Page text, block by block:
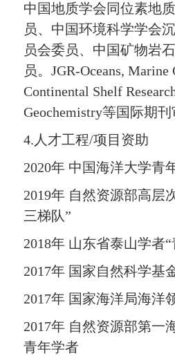
中国地质学会同位素地
员、中国环境科学学会
员会委员、中国矿物岩
员。JGR-Oceans, Marine
Continental Shelf
Geochemistry等国际期刊
4.人才工程/项目资助
2020年 中国海洋大学青
2019年 自然资源部高层
三梯队”
2018年 山东省泰山学者
2017年 国家自然科学基
2017年 国家海洋局海洋
2017年 自然资源部第一
青年学者